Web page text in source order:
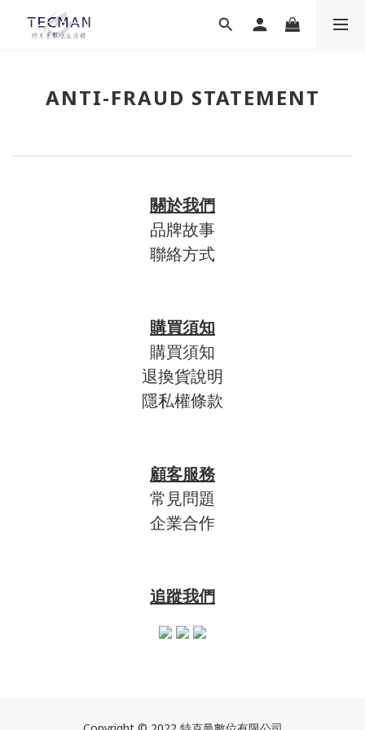
ANTI-FRAUD STATEMENT
關於我們
品牌故事
聯絡方式
購買須知
購買須知
退換貨說明
隱私權條款
顧客服務
常見問題
企業合作
追蹤我們